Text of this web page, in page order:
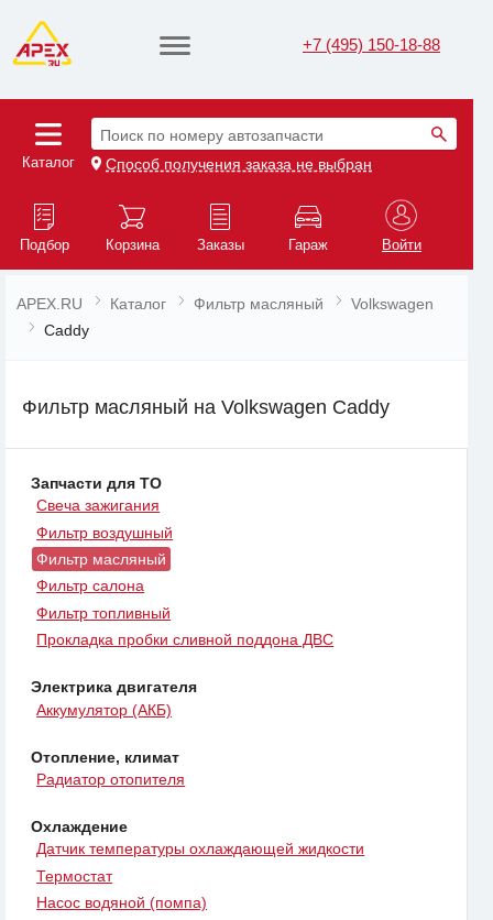
+7 (495) 150-18-88
Каталог
Поиск по номеру автозапчасти
Способ получения заказа не выбран
Подбор Корзина Заказы Гараж Войти
APEX.RU Каталог Фильтр масляный
Volkswagen
Caddy
Фильтр масляный на Volkswagen Caddy
Запчасти для ТО
Свеча зажигания
Фильтр воздушный
Фильтр масляный
Фильтр салона
Фильтр топливный
Прокладка пробки сливной поддона ДВС
Электрика двигателя
Аккумулятор (АКБ)
Отопление, климат
Радиатор отопителя
Охлаждение
Датчик температуры охлаждающей жидкости
Термостат
Насос водяной (помпа)